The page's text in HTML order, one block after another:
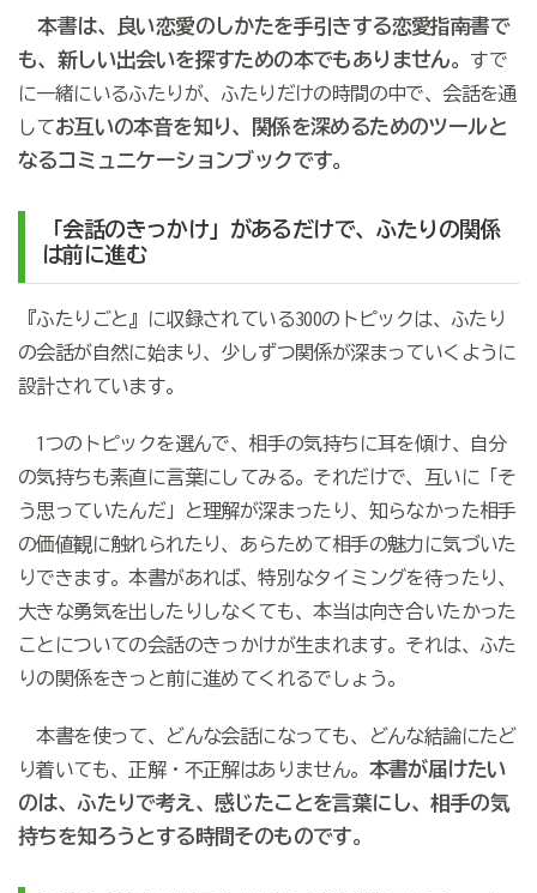
本書は、良い恋愛のしかたを手引きする恋愛指南書で
も、新しい出会いを探すための本でもありません。 すで
に一緒にいるふたりが、ふたりだけの時間の中で、会話を通
してお互いの本音を知り、関係を深めるためのツールと
なるコミュニケーションブックです。
「会話のきっかけ」があるだけで、ふたりの関係
は前に進む
『ふたりごと』に収録されている300のトピックは、ふたり
の会話が自然に始まり、少しずつ関係が深まっていくように
設計されています。
1つのトピックを選んで、相手の気持ちに耳を傾け、自分
の気持ちも素直に言葉にしてみる。それだけで、互いに「そ
う思っていたんだ」と理解が深まったり、知らなかった相手
の価値観に触れられたり、あらためて相手の魅力に気づいた
りできます。本書があれば、特別なタイミングを待ったり、
大きな勇気を出したりしなくても、本当は向き合いたかった
ことについての会話のきっかけが生まれます。それは、ふた
りの関係をきっと前に進めてくれるでしょう。
本書を使って、どんな会話になっても、どんな結論にたど
り着いても、正解・不正解はありません。 本書が届けたい
のは、ふたりで考え、感じたことを言葉にし、相手の気
持ちを知ろうとする時間そのものです。